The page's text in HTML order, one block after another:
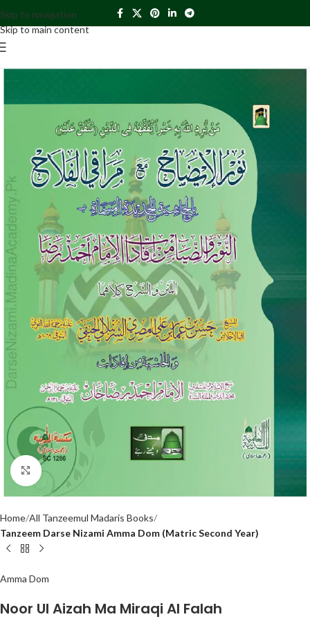
Skip to navigation
Skip to main content
Click to enlarge
Home All Tanzeemul Madaris Books
Tanzeem Darse Nizami Amma Dom (Matric Second Year)
Amma Dom
Noor Ul Aizah Ma Miraqi Al Falah